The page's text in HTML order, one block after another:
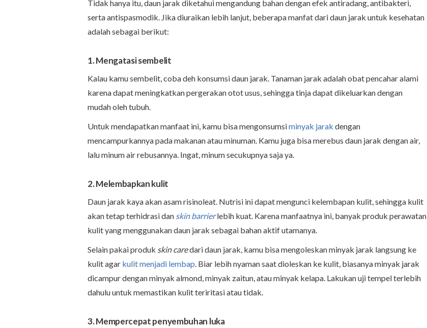
Tidak hanya itu, daun jarak diketahui mengandung bahan dengan efek antiradang, antibakteri,
serta antispasmodik. Jika diuraikan lebih lanjut, beberapa manfat dari daun jarak untuk kesehatan
adalah sebagai berikut:
1. Mengatasi sembelit
Kalau kamu sembelit, coba deh konsumsi daun jarak. Tanaman jarak adalah obat pencahar alami
karena dapat meningkatkan pergerakan otot usus, sehingga tinja dapat dikeluarkan dengan
mudah oleh tubuh.
Untuk mendapatkan manfaat ini, kamu bisa mengonsumsiminyak jarak dengan
mencampurkannya pada makanan atau minuman. Kamu juga bisa merebus daun jarak dengan air,
lalu minum air rebusannya. Ingat, minum secukupnya saja ya.
2. Melembapkan kulit
Daun jarak kaya akan asam risinoleat. Nutrisi ini dapat mengunci kelembapan kulit, sehingga kulit
akan tetap terhidrasi dan skin barrierlebih kuat. Karena manfaatnya ini, banyak produk perawatan
kulit yang menggunakan daun jarak sebagai bahan aktif utamanya.
Selain pakai produk skin caredari daun jarak, kamu bisa mengoleskan minyak jarak langsung ke
kulit agar kulit menjadi lembap. Biar lebih nyaman saat dioleskan ke kulit, biasanya minyak jarak
dicampur dengan minyak almond, minyak zaitun, atau minyak kelapa. Lakukan uji tempel terlebih
dahulu untuk memastikan kulit teriritasi atau tidak.
3. Mempercepat penyembuhan luka